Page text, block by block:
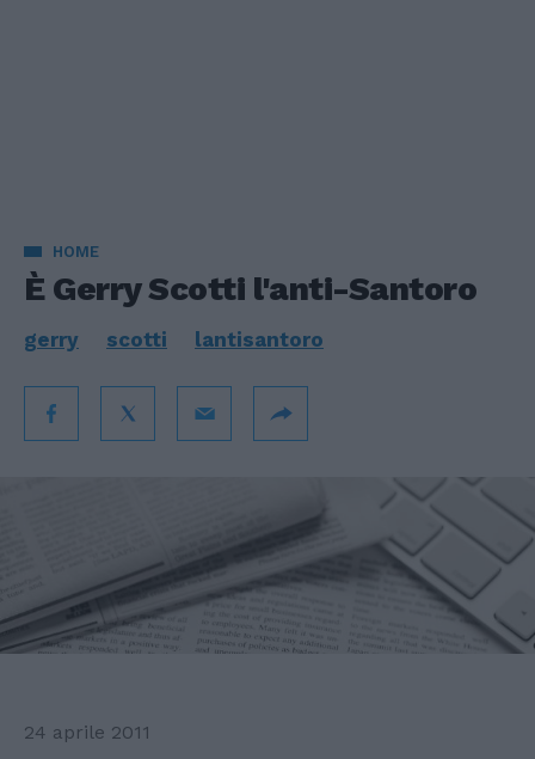
HOME
È Gerry Scotti l'anti-Santoro
gerry scotti lantisantoro
24 aprile 2011